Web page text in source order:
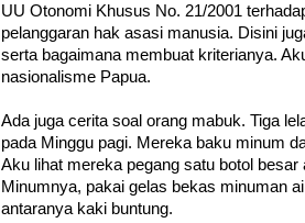
UU Otonomi Khusus No. 21/2001
pelanggaran hak asasi manusia. Disini
serta bagaimana membuat kriterianya.
nasionalisme Papua.
Ada juga cerita soal orang mabuk. Tiga
pada Minggu pagi. Mereka baku minum
Aku lihat mereka pegang satu botol besar
Minumnya, pakai gelas bekas minuman
antaranya kaki buntung.